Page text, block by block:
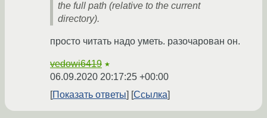
the full path (relative to the current
directory).
просто читать надо уметь. разочарован он.
vedowi6419 ★
06.09.2020 20:17:25 +00:00
Показать ответы
Ссылка